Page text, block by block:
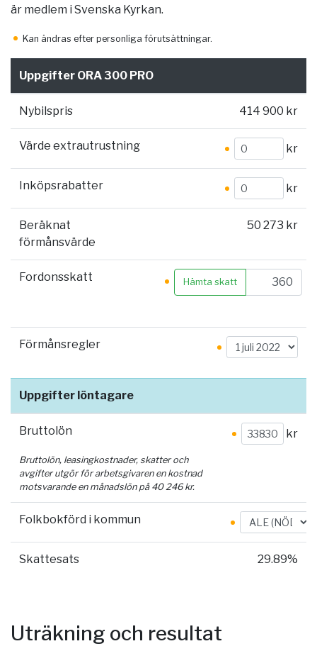
är medlem i Svenska Kyrkan.
Kan ändras efter personliga förutsättningar.
Uppgifter ORA 300 PRO
Nybilspris 414 900 kr
Värde extrautrustning kr
Inköpsrabatter kr
Beräknat
förmånsvärde
50 273 kr
Fordonsskatt Hämta skatt
Förmånsregler
Uppgifter löntagare
Bruttolön kr
Bruttolön, leasingkostnader, skatter och
avgifter utgör för arbetsgivaren en kostnad
motsvarande en månadslön på 40 246kr.
Folkbokförd i kommun
Skattesats 29.89%
Uträkning och resultat